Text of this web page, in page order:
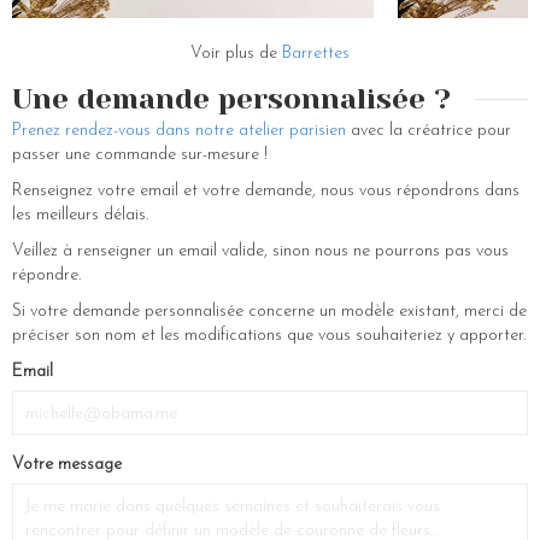
coiffures pour les fêtes, vous trouverez forcément une coiffure facile à
chignons ou encore chapeaux et bracelets, nos bijoux de tête
de coiffure pour femme sont aussi pour les filles ! À vous les looks
assortis avec vos petites-filles ! Craquez pour un accessoire de coiffure
à mettre dans la crinière blonde ou châtain de votre demoiselle. Nous
temps !
Voir plus de Barrettes
Une demande personnalisée ?
Prenez rendez-vous dans notre atelier parisien avec la créatrice pour
passer une commande sur-mesure !
Renseignez votre email et votre demande, nous vous répondrons dans
les meilleurs délais.
Veillez à renseigner un email valide, sinon nous ne pourrons pas vous
répondre.
Si votre demande personnalisée concerne un modèle existant, merci de
préciser son nom et les modifications que vous souhaiteriez y apporter.
If
are
human,
Email
Votre message